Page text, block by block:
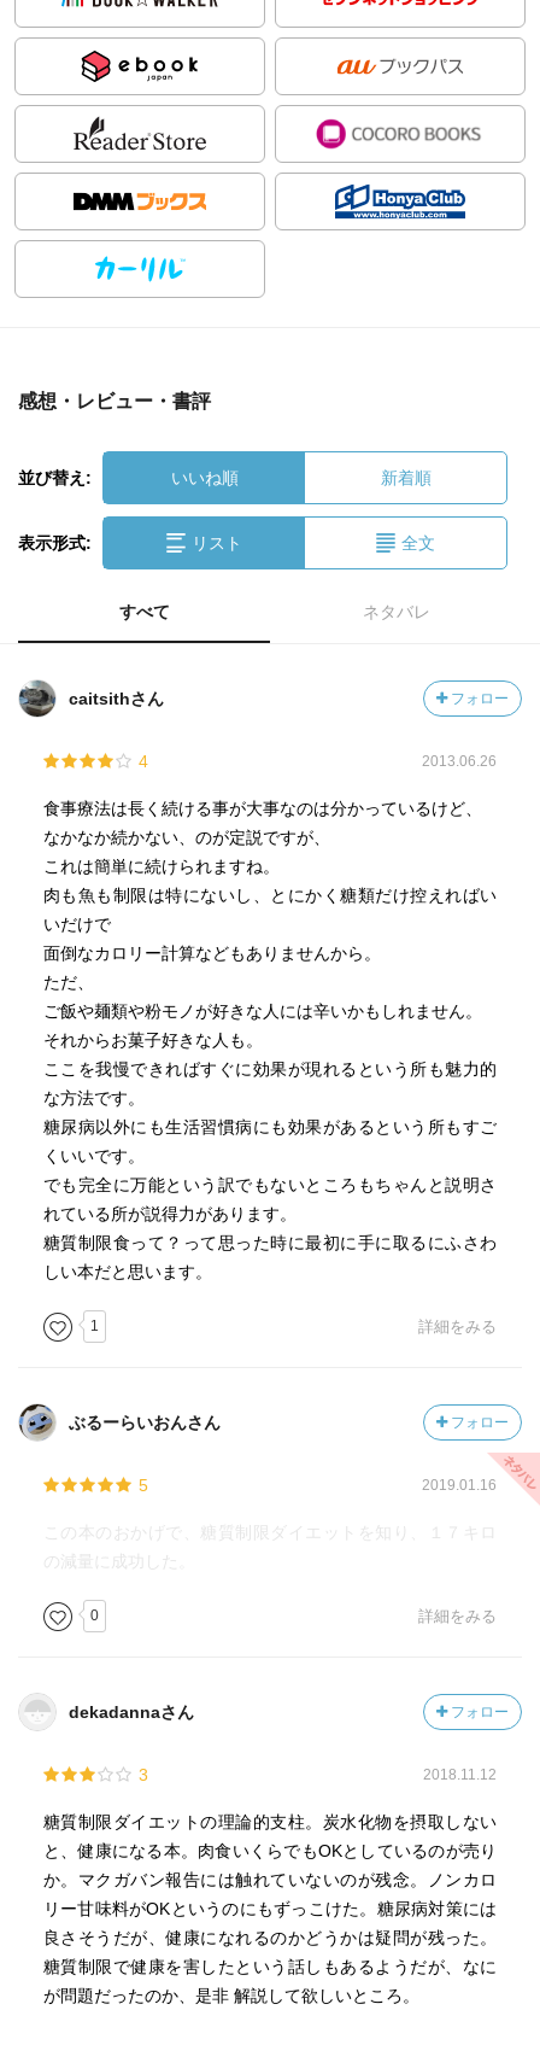
感想・レビュー・書評
並び替え: いいね順 新着順
表示形式: リスト 全文
すべて ネタバレ
caitsithさん フォロー
4 2013.06.26
食事療法は長く続ける事が大事なのは分かっているけど、
なかなか続かない、のが定説ですが、
これは簡単に続けられますね。
肉も魚も制限は特にないし、とにかく糖類だけ控えればい
いだけで
面倒なカロリー計算などもありませんから。
ただ、
ご飯や麺類や粉モノが好きな人には辛いかもしれません。
それからお菓子好きな人も。
ここを我慢できればすぐに効果が現れるという所も魅力的
な方法です。
糖尿病以外にも生活習慣病にも効果があるという所もすご
くいいです。
でも完全に万能という訳でもないところもちゃんと説明さ
れている所が説得力があります。
糖質制限食って？って思った時に最初に手に取るにふさわ
しい本だと思います。
1 詳細をみる
ぶるーらいおんさん フォロー
5 2019.01.16
この本のおかげで、糖質制限ダイエットを知り、１７キロ
の減量に成功した。
0 詳細をみる
dekadannaさん フォロー
3 2018.11.12
糖質制限ダイエットの理論的支柱。炭水化物を摂取しない
と、健康になる本。肉食いくらでもOKとしているのが売り
か。マクガバン報告には触れていないのが残念。ノンカロ
リー甘味料がOKというのにもずっこけた。糖尿病対策には
良さそうだが、健康になれるのかどうかは疑問が残った。
糖質制限で健康を害したという話しもあるようだが、なに
が問題だったのか、是非 解説して欲しいところ。